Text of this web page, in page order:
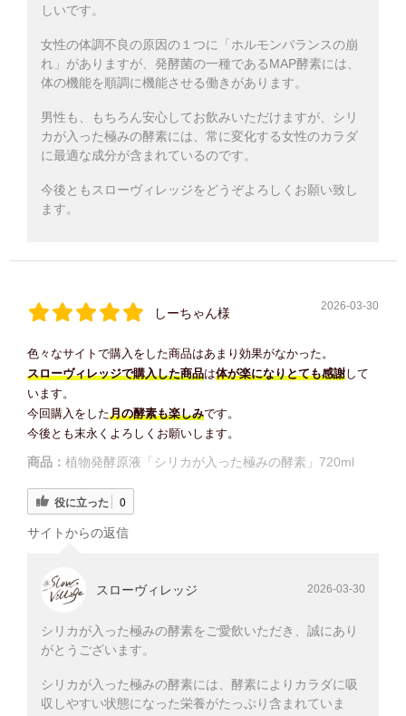
しいです。
女性の体調不良の原因の１つに「ホルモンバランスの崩
れ」がありますが、発酵菌の一種であるMAP酵素には、
体の機能を順調に機能させる働きがあります。
男性も、もちろん安心してお飲みいただけますが、シリ
カが入った極みの酵素には、常に変化する女性のカラダ
に最適な成分が含まれているのです。
今後ともスローヴィレッジをどうぞよろしくお願い致し
ます。
しーちゃん様 2026-03-30
色々なサイトで購入をした商品はあまり効果がなかった。
スローヴィレッジで購入した商品は体が楽になりとても感謝して
います。
今回購入をした月の酵素も楽しみです。
今後とも末永くよろしくお願いします。
商品： 植物発酵原液「シリカが入った極みの酵素」720ml
役に立った 0
サイトからの返信
スローヴィレッジ 2026-03-30
シリカが入った極みの酵素をご愛飲いただき、誠にあり
がとうございます。
シリカが入った極みの酵素には、酵素によりカラダに吸
収しやすい状態になった栄養がたっぷり含まれていま